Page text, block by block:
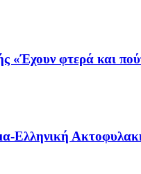
«Έχουν φτερά και
Ελληνική